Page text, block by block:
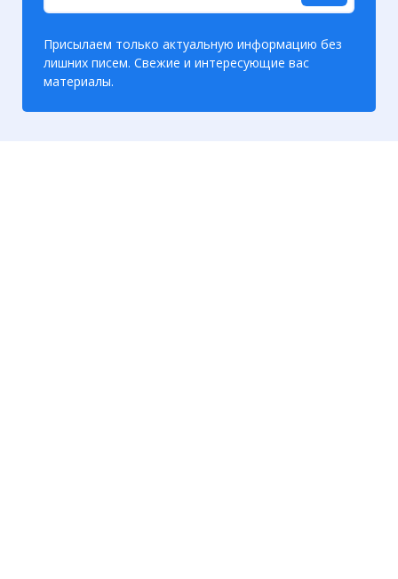
Присылаем только актуальную информацию без
лишних писем. Свежие и интересующие вас
материалы.